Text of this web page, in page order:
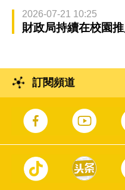
2026-07-21 10:25
財政局持續在校園
訂閱頻道